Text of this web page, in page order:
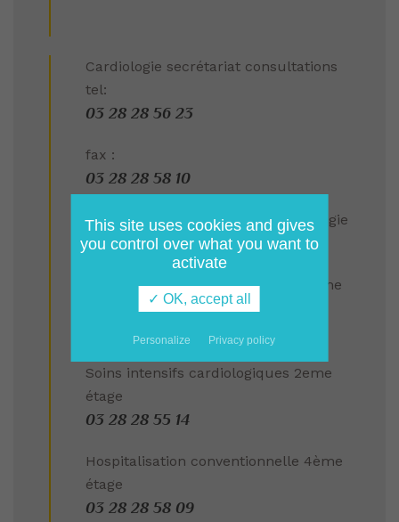
Cardiologie secrétariat consultations
tel:
03 28 28 56 23
fax :
03 28 28 58 10
Secretariat Hôpital de jour Cardiologie
03 28 28 54 43
Hospitalisation conventionnelle 2eme
03 28 28 57 34
Soins intensifs cardiologiques 2eme
étage
03 28 28 55 14
Hospitalisation conventionnelle 4ème
étage
03 28 28 58 09
This site uses cookies and gives
you control over what you want to
activate
✓ OK, accept all
Personalize Privacy policy